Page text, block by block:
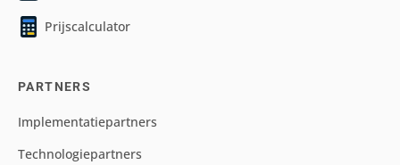
Prijscalculator
PARTNERS
Implementatiepartners
Technologiepartners